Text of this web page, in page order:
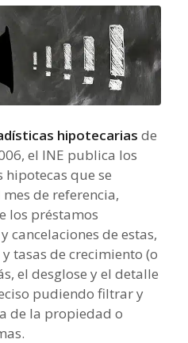
hipotecarias de
el INE publica los
hipotecas que se
de referencia,
los préstamos
cancelaciones de estas,
tasas de crecimiento (o
el desglose y el detalle
pudiendo filtrar y
de la propiedad o